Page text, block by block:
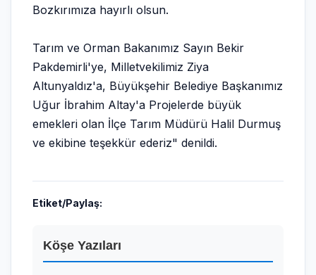
Bozkırımıza hayırlı olsun.
Tarım ve Orman Bakanımız Sayın Bekir
Pakdemirli'ye, Milletvekilimiz Ziya
Altunyaldız'a, Büyükşehir Belediye Başkanımız
Uğur İbrahim Altay'a Projelerde büyük
emekleri olan İlçe Tarım Müdürü Halil Durmuş
ve ekibine teşekkür ederiz" denildi.
Etiket/Paylaş:
Köşe Yazıları